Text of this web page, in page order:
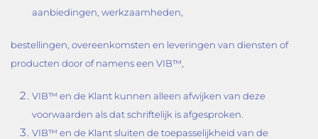
aanbiedingen, werkzaamheden,
bestellingen, overeenkomsten en leveringen van diensten of
producten door of namens een VIB™,
VIB™ en de Klant kunnen alleen afwijken van deze
voorwaarden als dat schriftelijk is afgesproken.
VIB™ en de Klant sluiten de toepasselijkheid van de